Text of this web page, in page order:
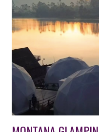
seperti Pangalengan,
Wisata Outbound di
tempat wisata di Bandung,
pilihan tempat yang dapat
outbound. Mulai dari jenis
training, outbound
edukasi sampai dengan
Lembang Ba...